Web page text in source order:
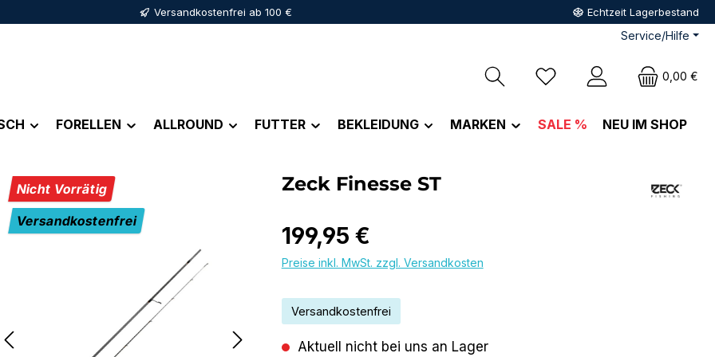
Versandkostenfrei ab 100 € Echtzeit Lagerbestand
Service/Hilfe
Du hast 0 Produkte auf dem
0,00 €
FORELLEN ALLROUND FUTTER BEKLEIDUNG MARKEN SALE % NEU IM SHOP
Nicht Vorrätig
Versandkostenfrei
Zeck Finesse ST
Regulärer Preis:
199,95 €
Preise inkl. MwSt. zzgl. Versandkosten
Versandkostenfrei
Aktuell nicht bei uns an Lager